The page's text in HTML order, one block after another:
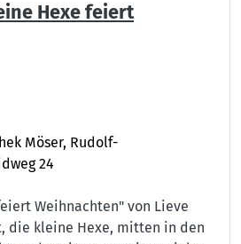
Hexe feiert
Möser, Rudolf-
24
Weihnachten" von Lieve
die kleine Hexe, mitten in den